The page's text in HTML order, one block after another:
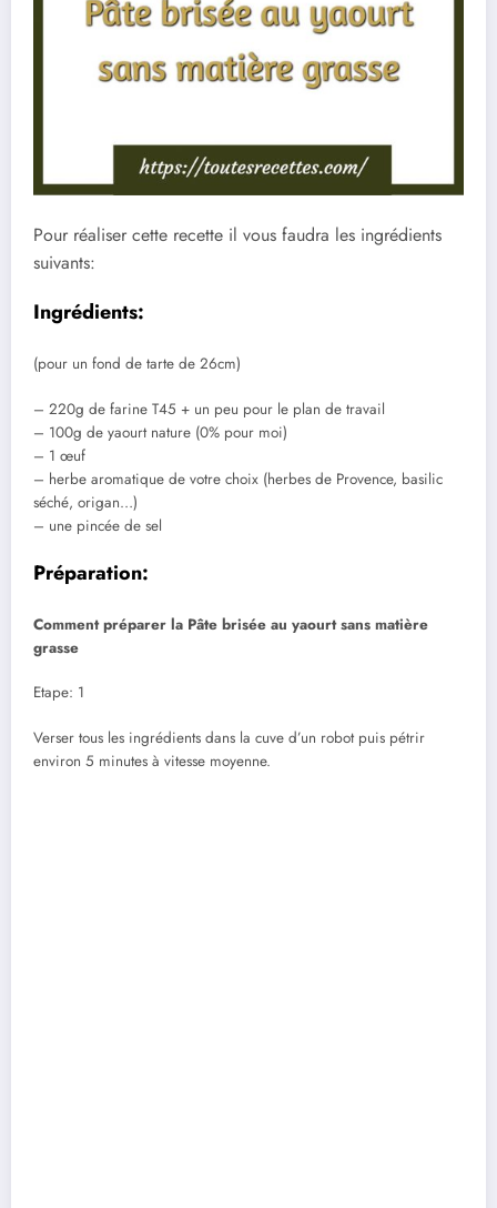
Pour réaliser cette recette il vous faudra les ingrédients
suivants:
Ingrédients:
(pour un fond de tarte de 26cm)
– 220g de farine T45 + un peu pour le plan de travail
– 100g de yaourt nature (0% pour moi)
– 1 œuf
– herbe aromatique de votre choix (herbes de Provence, basilic
séché, origan…)
– une pincée de sel
Préparation:
Comment préparer la Pâte brisée au yaourt sans matière
grasse
Etape: 1
Verser tous les ingrédients dans la cuve d’un robot puis pétrir
environ 5 minutes à vitesse moyenne.